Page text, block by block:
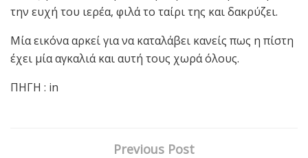
την ευχή του ιερέα, φιλά το ταίρι της και δακρύζει.
Μία εικόνα αρκεί για να καταλάβει κανείς πως η πίστη
έχει μία αγκαλιά και αυτή τους χωρά όλους.
ΠΗΓΗ : in
Previous Post